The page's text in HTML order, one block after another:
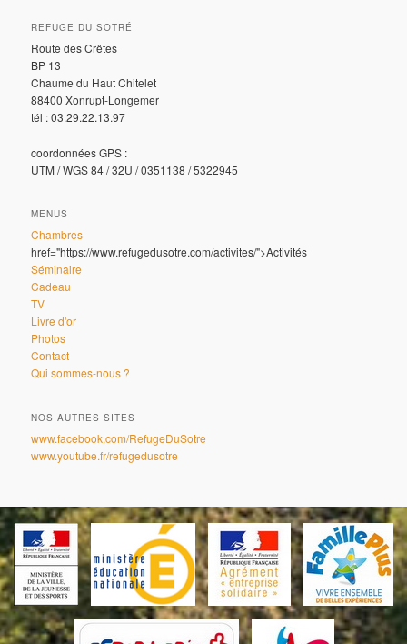
REFUGE DU SOTRÉ
Route des Crêtes
BP 13
Chaume du Haut Chitelet
88400 Xonrupt-Longemer
tél : 03.29.22.13.97
coordonnées GPS :
UTM / WGS 84 / 32U / 0351138 / 5322945
MENUS
Chambres
href="https://www.refugedusotre.com/activites/">Activités
Séminaire
Cadeau
TV
Livre d'or
Photos
Contact
Qui sommes-nous ?
NOS AUTRES SITES
www.facebook.com/RefugeDuSotre
www.youtube.fr/refugedusotre